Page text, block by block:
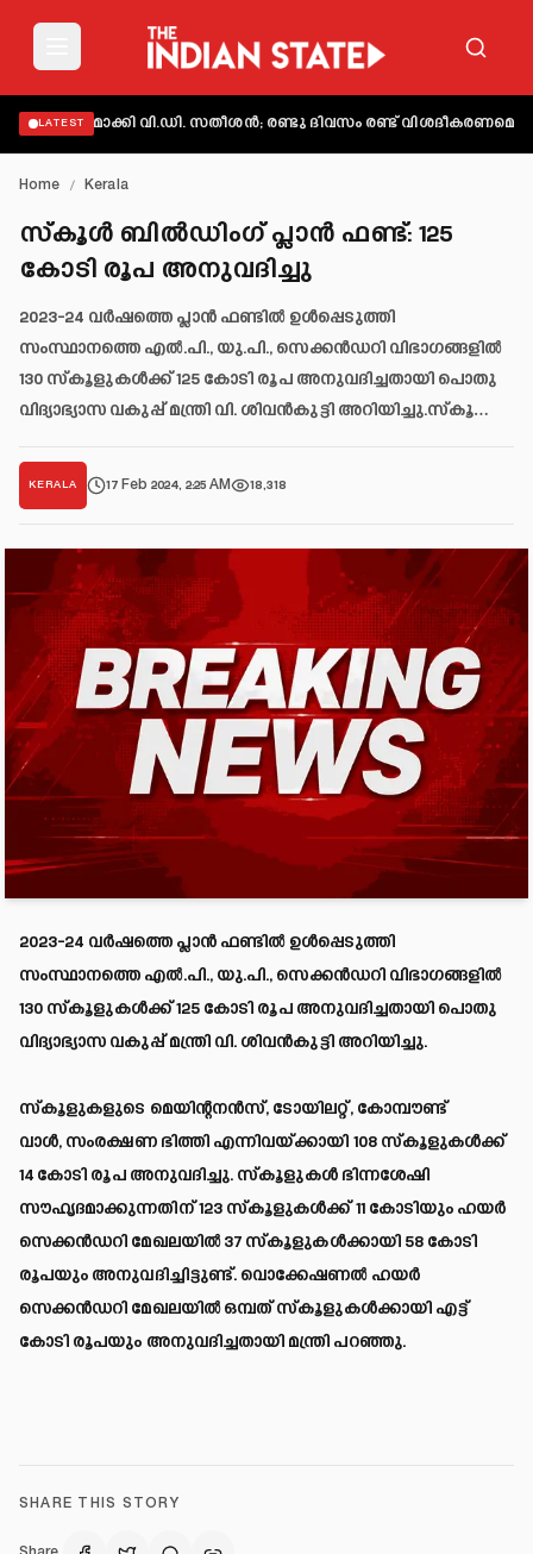
LATEST
വ്യക്തമാക്കി വി.ഡി. സതീശൻ; രണ്ടു ദിവസം രണ്ട് വിശദീകരണമെന്ന്
Home / Kerala
സ്‌കൂൾ ബിൽഡിംഗ് പ്ലാൻ ഫണ്ട്: 125
കോടി രൂപ അനുവദിച്ചു
2023-24 വർഷത്തെ പ്ലാൻ ഫണ്ടിൽ ഉൾപ്പെടുത്തി
സംസ്ഥാനത്തെ എൽ.പി., യു.പി., സെക്കൻഡറി വിഭാഗങ്ങളിൽ
130 സ്‌കൂളുകൾക്ക് 125 കോടി രൂപ അനുവദിച്ചതായി പൊതു
വിദ്യാഭ്യാസ വകുപ്പ് മന്ത്രി വി. ശിവൻകുട്ടി അറിയിച്ചു.സ്‌കൂ…
KERALA 17 Feb 2024, 2:25 AM 18,318
2023-24 വർഷത്തെ പ്ലാൻ ഫണ്ടിൽ ഉൾപ്പെടുത്തി
സംസ്ഥാനത്തെ എൽ.പി., യു.പി., സെക്കൻഡറി വിഭാഗങ്ങളിൽ
130 സ്‌കൂളുകൾക്ക് 125 കോടി രൂപ അനുവദിച്ചതായി പൊതു
വിദ്യാഭ്യാസ വകുപ്പ് മന്ത്രി വി. ശിവൻകുട്ടി അറിയിച്ചു.
സ്‌കൂളുകളുടെ മെയിന്റനൻസ്, ടോയിലറ്റ്, കോമ്പൗണ്ട്
വാൾ, സംരക്ഷണ ഭിത്തി എന്നിവയ്ക്കായി 108 സ്‌കൂളുകൾക്ക്
14 കോടി രൂപ അനുവദിച്ചു. സ്‌കൂളുകൾ ഭിന്നശേഷി
സൗഹൃദമാക്കുന്നതിന് 123 സ്‌കൂളുകൾക്ക് 11 കോടിയും ഹയർ
സെക്കൻഡറി മേഖലയിൽ 37 സ്‌കൂളുകൾക്കായി 58 കോടി
രൂപയും അനുവദിച്ചിട്ടുണ്ട്. വൊക്കേഷണൽ ഹയർ
സെക്കൻഡറി മേഖലയിൽ ഒമ്പത് സ്‌കൂളുകൾക്കായി എട്ട്
കോടി രൂപയും അനുവദിച്ചതായി മന്ത്രി പറഞ്ഞു.
SHARE THIS STORY